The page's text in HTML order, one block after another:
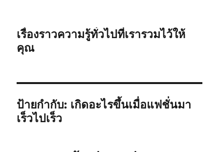
เรื่องราวความรู้ทั่วไปที่เรารวมไว้ให้
คุณ
ป้ายกำกับ: เกิดอะไรขึ้นเมื่อแฟชั่นมา
เร็วไปเร็ว